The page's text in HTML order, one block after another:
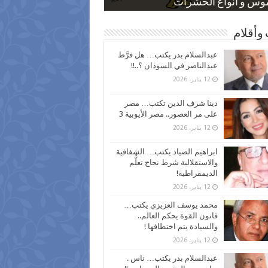
و أنواع الحشرات
بعد ارتفاع الأسعار
نسبة الطلاق في مصر
كاركاتيرية
كاركاتيرية
وأقلام
عبدالسلام بدر يكتب… هل فرَّط
عبدالناصر في السودان ؟..!!
12 يناير، 2026
دينا شرف الدين تكتب… مصر
على مر العصور.. مصر الأيوبية 3
12 يناير، 2026
ابراهيم الصياد يكتب… الشفافية
والاستقلالية شرط نجاح تعلُّم
الديمقراطية!
12 يناير، 2026
محمد يوسف العزيزي يكتب…
قانون القوة يحكم العالم..
والسيادة يتم اختطافها !
12 يناير، 2026
عبدالسلام بدر يكتب… ناس .